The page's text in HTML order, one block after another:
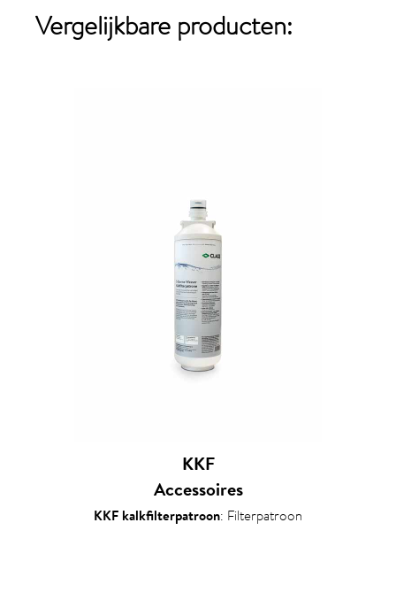
Vergelijkbare producten:
KKF
Accessoires
KKF kalkfilterpatroon: Filterpatroon